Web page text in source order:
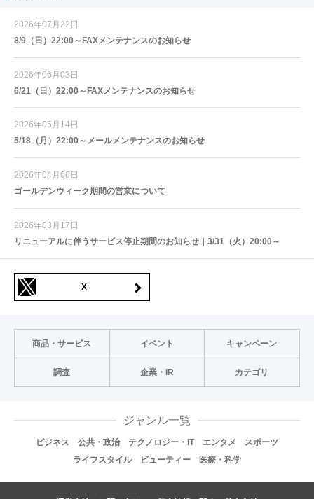
2026年07月22日
8/9（日）22:00～FAXメンテナンスのお知らせ
2026年06月03日
6/21（日）22:00～FAXメンテナンスのお知らせ
2026年05月14日
5/18（月）22:00～メールメンテナンスのお知らせ
2026年04月06日
ゴールデンウィーク期間の営業について
2026年03月17日
リニューアルに伴うサービス停止期間のお知らせ｜3/31（火）20:00～
X
商品・サービス イベント キャンペーン
調査 企業・IR カテゴリ
ジャンル一覧
ビジネス 公共・政治 テクノロジー・IT エンタメ
スポーツ
ライフスタイル
ビューティー 医療・科学